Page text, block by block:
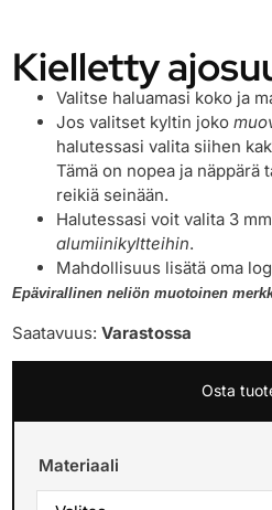
Kielletty
Valitse haluamasi koko ja
Jos valitset kyltin joko
halutessasi valita siihen
Tämä on nopea ja näppärä
reikiä seinään.
Halutessasi voit valita 3
alumiinikyltteihin.
Mahdollisuus lisätä oma
Epävirallinen neliön muotoinen
Saatavuus:Varastossa
Osta
Materiaali